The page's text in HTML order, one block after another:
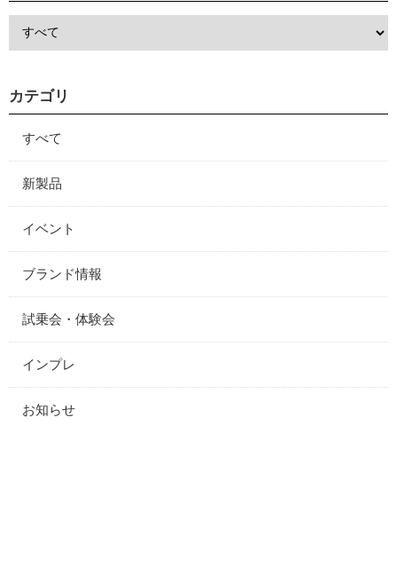
カテゴリ
すべて
新製品
イベント
ブランド情報
試乗会・体験会
インプレ
お知らせ